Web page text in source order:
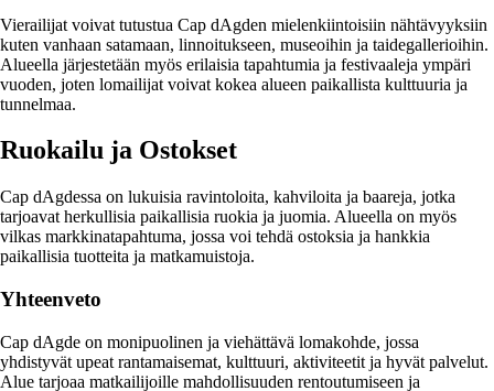
Vierailijat voivat tutustua Cap dAgden mielenkiintoisiin nähtävyyksiin
kuten vanhaan satamaan, linnoitukseen, museoihin ja taidegallerioihin.
Alueella järjestetään myös erilaisia tapahtumia ja festivaaleja ympäri
vuoden, joten lomailijat voivat kokea alueen paikallista kulttuuria ja
tunnelmaa.
Ruokailu ja Ostokset
Cap dAgdessa on lukuisia ravintoloita, kahviloita ja baareja, jotka
tarjoavat herkullisia paikallisia ruokia ja juomia. Alueella on myös
vilkas markkinatapahtuma, jossa voi tehdä ostoksia ja hankkia
paikallisia tuotteita ja matkamuistoja.
Yhteenveto
Cap dAgde on monipuolinen ja viehättävä lomakohde, jossa
yhdistyvät upeat rantamaisemat, kulttuuri, aktiviteetit ja hyvät palvelut.
Alue tarjoaa matkailijoille mahdollisuuden rentoutumiseen ja